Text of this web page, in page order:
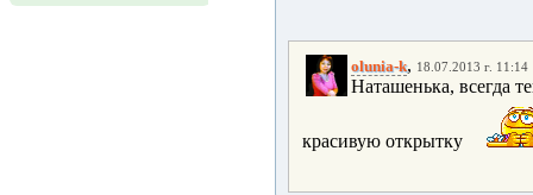
olunia-k, 18.07.2013 г. 11:14
Наташенька, всегда
красивую открытку